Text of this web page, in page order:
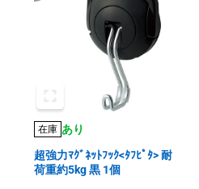
在庫 あり
超強力ﾏｸﾞﾈｯﾄﾌｯｸ<ﾀﾌﾋﾟﾀ> 耐
荷重約5kg 黒 1個